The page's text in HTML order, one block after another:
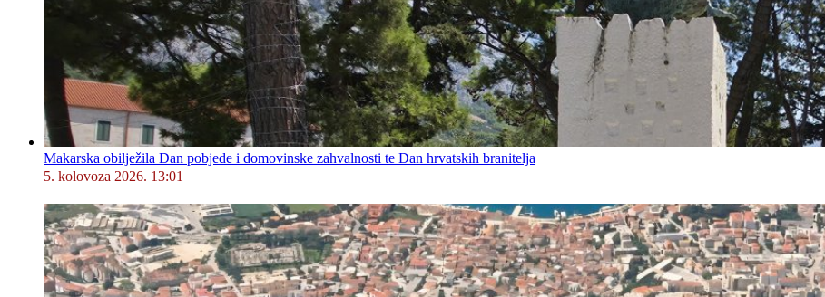
Makarska obilježila Dan pobjede i domovinske zahvalnosti te Dan hrvatskih branitelja
5. kolovoza 2026. 13:01